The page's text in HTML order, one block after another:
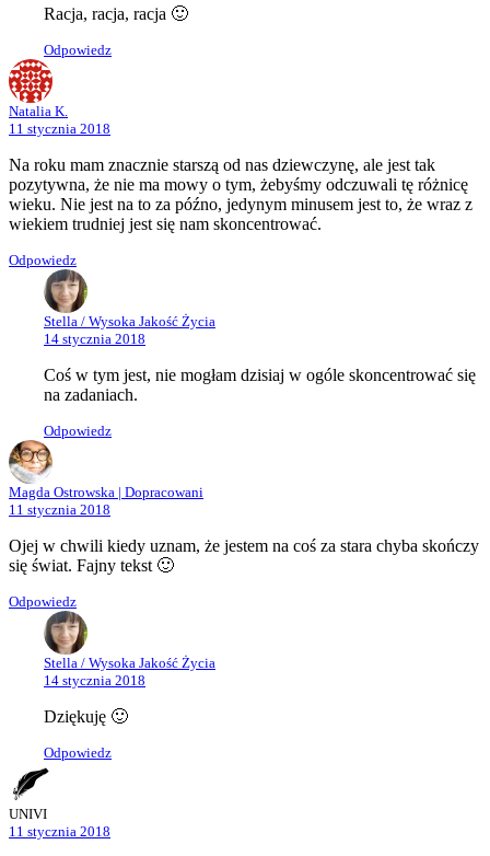
Racja, racja, racja 🙂
Odpowiedz
Natalia K.
11 stycznia 2018
Na roku mam znacznie starszą od nas dziewczynę, ale jest tak
pozytywna, że nie ma mowy o tym, żebyśmy odczuwali tę różnicę
wieku. Nie jest na to za późno, jedynym minusem jest to, że wraz z
wiekiem trudniej jest się nam skoncentrować.
Odpowiedz
Stella / Wysoka Jakość Życia
14 stycznia 2018
Coś w tym jest, nie mogłam dzisiaj w ogóle skoncentrować się
na zadaniach.
Odpowiedz
Magda Ostrowska | Dopracowani
11 stycznia 2018
Ojej w chwili kiedy uznam, że jestem na coś za stara chyba skończy
się świat. Fajny tekst 🙂
Odpowiedz
Stella / Wysoka Jakość Życia
14 stycznia 2018
Dziękuję 🙂
Odpowiedz
UNIVI
11 stycznia 2018